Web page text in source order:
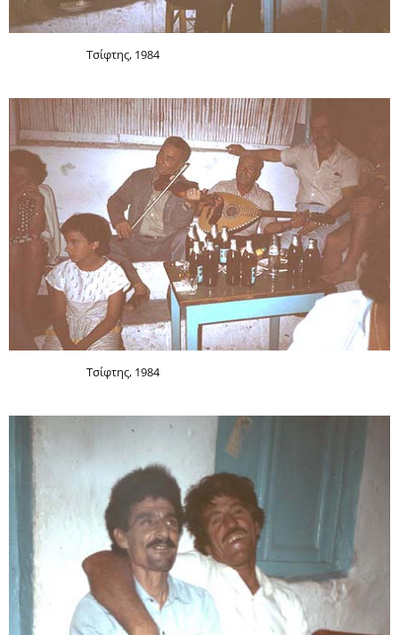
Τσίφτης, 1984
Τσίφτης, 1984